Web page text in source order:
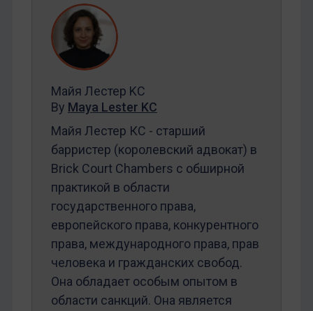
Майя Лестер KC
By Maya Lester KC
Майя Лестер КС - старший
барристер (королевский адвокат) в
Brick Court Chambers с обширной
практикой в области
государственного права,
европейского права, конкурентного
права, международного права, прав
человека и гражданских свобод.
Она обладает особым опытом в
области санкций. Она является